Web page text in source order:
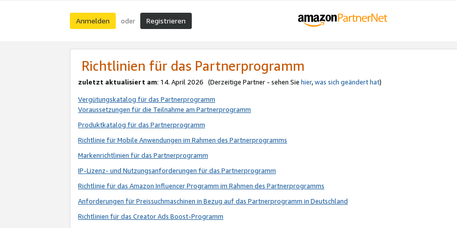
Anmelden oder Registrieren
Richtlinien für das Partnerprogramm
zuletzt aktualisiert am: 14. April 2026 (Derzeitige Partner - sehen Sie hier,was sich geändert hat)
Vergütungskatalog für das Partnerprogramm
Voraussetzungen für die Teilnahme am Partnerprogramm
Produktkatalog für das Partnerprogramm
Richtlinie für Mobile Anwendungen im Rahmen des Partnerprogramms
Markenrichtlinien für das Partnerprogramm
IP-Lizenz- und Nutzungsanforderungen für das Partnerprogramm
Richtlinie für das Amazon Influencer Programm im Rahmen des Partnerprogramms
Anforderungen für Preissuchmaschinen in Bezug auf das Partnerprogramm in Deutschland
Richtlinien für das Creator Ads Boost-Programm